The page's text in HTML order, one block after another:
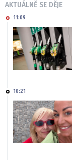
AKTUÁLNĚ SE DĚJE
11:09
10:21